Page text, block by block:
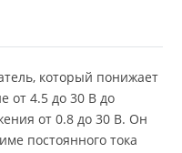
который понижает
от 4.5 до 30 В до
от 0.8 до 30 В. Он
постоянного тока